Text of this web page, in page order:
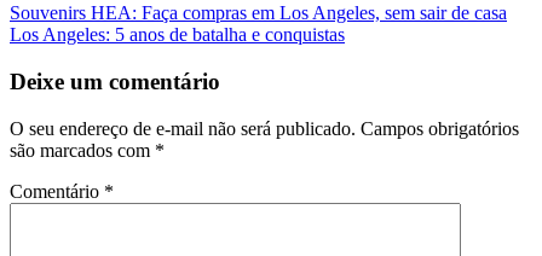
Navegação
da
Postagem
Souvenirs HEA: Faça compras em Los Angeles, sem sair de casa
Los Angeles: 5 anos de batalha e conquistas
Deixe um comentário
O seu endereço de e-mail não será publicado. Campos obrigatórios
são marcados com *
Comentário *